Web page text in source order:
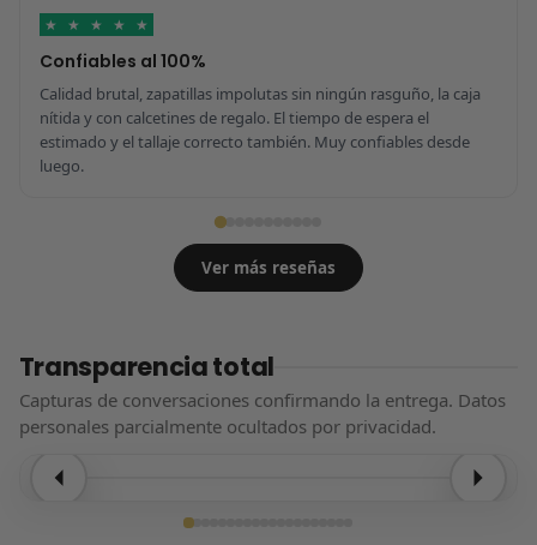
★ ★ ★ ★ ★
Confiables al 100%
Calidad brutal, zapatillas impolutas sin ningún rasguño, la caja
nítida y con calcetines de regalo. El tiempo de espera el
estimado y el tallaje correcto también. Muy confiables desde
luego.
Ver más reseñas
Transparencia total
Capturas de conversaciones confirmando la entrega. Datos
personales parcialmente ocultados por privacidad.